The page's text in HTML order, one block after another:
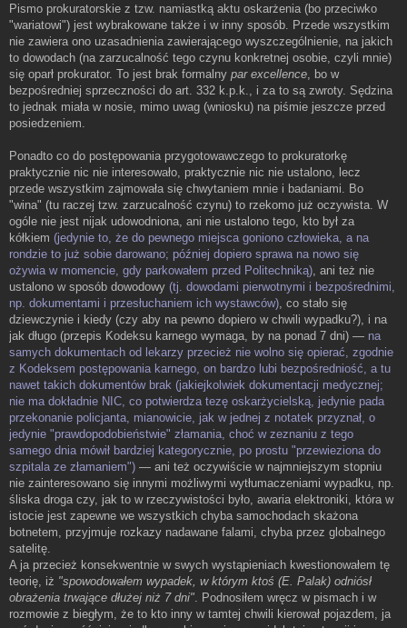
Pismo prokuratorskie z tzw. namiastką aktu oskarżenia (bo przeciwko
"wariatowi") jest wybrakowane także i w inny sposób. Przede wszystkim
nie zawiera ono uzasadnienia zawierającego wyszczególnienie, na jakich
to dowodach (na zarzucalność tego czynu konkretnej osobie, czyli mnie)
się oparł prokurator. To jest brak formalny par excellence , bo w
bezpośredniej sprzeczności do art. 332 k.p.k., i za to są zwroty. Sędzina
to jednak miała w nosie, mimo uwag (wniosku) na piśmie jeszcze przed
posiedzeniem.
Ponadto co do postępowania przygotowawczego to prokuratorkę
praktycznie nic nie interesowało, praktycznie nic nie ustalono, lecz
przede wszystkim zajmowała się chwytaniem mnie i badaniami. Bo
"wina" (tu raczej tzw. zarzucalność czynu) to rzekomo już oczywista. W
ogóle nie jest nijak udowodniona, ani nie ustalono tego, kto był za
kółkiem (jedynie to, że do pewnego miejsca goniono człowieka, a na
rondzie to już sobie darowano; później dopiero sprawa na nowo się
ożywia w momencie, gdy parkowałem przed Politechniką) , ani też nie
ustalono w sposób dowodowy (tj. dowodami pierwotnymi i bezpośrednimi,
np. dokumentami i przesłuchaniem ich wystawców) , co stało się
dziewczynie i kiedy (czy aby na pewno dopiero w chwili wypadku?), i na
jak długo (przepis Kodeksu karnego wymaga, by na ponad 7 dni) — na
samych dokumentach od lekarzy przecież nie wolno się opierać, zgodnie
z Kodeksem postępowania karnego, on bardzo lubi bezpośredniość, a tu
nawet takich dokumentów brak (jakiejkolwiek dokumentacji medycznej;
nie ma dokładnie NIC, co potwierdza tezę oskarżycielską, jedynie pada
przekonanie policjanta, mianowicie, jak w jednej z notatek przyznał, o
jedynie "prawdopodobieństwie" złamania, choć w zeznaniu z tego
samego dnia mówił bardziej kategorycznie, po prostu "przewieziona do
szpitala ze złamaniem") — ani też oczywiście w najmniejszym stopniu
nie zainteresowano się innymi możliwymi wytłumaczeniami wypadku, np.
śliska droga czy, jak to w rzeczywistości było, awaria elektroniki, która w
istocie jest zapewne we wszystkich chyba samochodach skażona
botnetem, przyjmuje rozkazy nadawane falami, chyba przez globalnego
satelitę.
A ja przecież konsekwentnie w swych wystąpieniach kwestionowałem tę
teorię, iż "spowodowałem wypadek, w którym ktoś (E. Palak) odniósł
obrażenia trwające dłużej niż 7 dni" . Podnosiłem wręcz w pismach i w
rozmowie z biegłym, że to kto inny w tamtej chwili kierował pojazdem, ja